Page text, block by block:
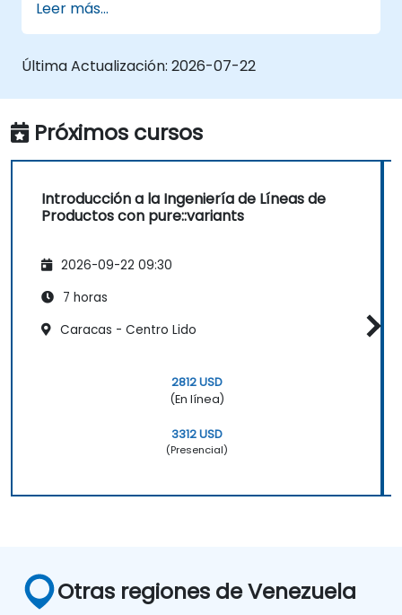
Implementar un proceso de variabilidad
integral (desde la definición hasta la
instanciación de variantes)
como Microsoft Office
Leer más...
Última Actualización: 2026-07-22
Próximos cursos
Introducción a la Ingeniería de Líneas de
Productos con pure::variants
2026-09-22 09:30
7 horas
Caracas - Centro Lido
2812 USD
(En línea)
3312 USD
(Presencial)
Otras regiones de Venezuela